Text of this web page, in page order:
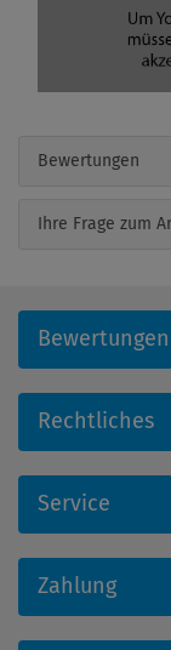
Bewertungen
Ihre Frage zum
Bewertungen
Rechtliches
Service
Zahlung